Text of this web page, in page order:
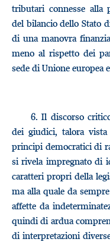
tributari connesse alla
del bilancio dello Stato
di una manovra
meno al rispetto dei
sede di Unione europea
6.Il discorso
dei giudici, talora
principi democratici di
si rivela impregnato di
caratteri propri della
ma alla quale da
affette da
quindi di ardua
di interpretazioni